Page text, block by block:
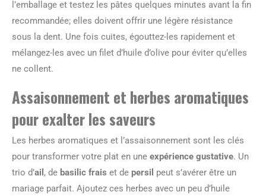
l’emballage et testez les pâtes quelques minutes avant la fin
recommandée; elles doivent offrir une légère résistance
sous la dent. Une fois cuites, égouttez-les rapidement et
mélangez-les avec un filet d’huile d’olive pour éviter qu’elles
ne collent.
Assaisonnement et herbes aromatiques
pour exalter les saveurs
Les herbes aromatiques et l’assaisonnement sont les clés
pour transformer votre plat en une expérience gustative. Un
trio d’ail , de basilic frais et de persil peut s’avérer être un
mariage parfait. Ajoutez ces herbes avec un peu d’huile